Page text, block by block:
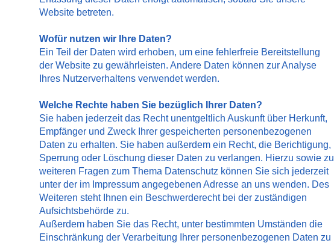
Website betreten.
Wofür nutzen wir Ihre Daten?
Ein Teil der Daten wird erhoben, um eine fehlerfreie Bereitstellung
der Website zu gewährleisten. Andere Daten können zur Analyse
Ihres Nutzerverhaltens verwendet werden.
Welche Rechte haben Sie bezüglich Ihrer Daten?
Sie haben jederzeit das Recht unentgeltlich Auskunft über Herkunft,
Empfänger und Zweck Ihrer gespeicherten personenbezogenen
Daten zu erhalten. Sie haben außerdem ein Recht, die Berichtigung,
Sperrung oder Löschung dieser Daten zu verlangen. Hierzu sowie zu
weiteren Fragen zum Thema Datenschutz können Sie sich jederzeit
unter der im Impressum angegebenen Adresse an uns wenden. Des
Weiteren steht Ihnen ein Beschwerderecht bei der zuständigen
Aufsichtsbehörde zu.
Außerdem haben Sie das Recht, unter bestimmten Umständen die
Einschränkung der Verarbeitung Ihrer personenbezogenen Daten zu